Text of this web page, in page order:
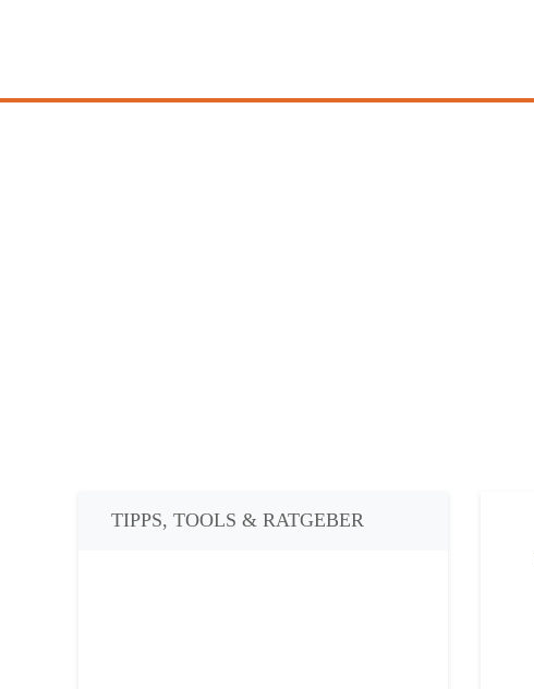
TIPPS, TOOLS & RATGEBER